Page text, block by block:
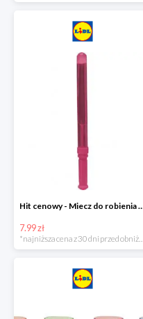
Hit cenowy - Miecz do
7.99 zł